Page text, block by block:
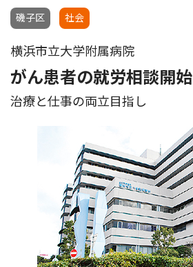
磯子区 社会
横浜市立大学附属病院
がん患者の就労相談開始
治療と仕事の両立目指し